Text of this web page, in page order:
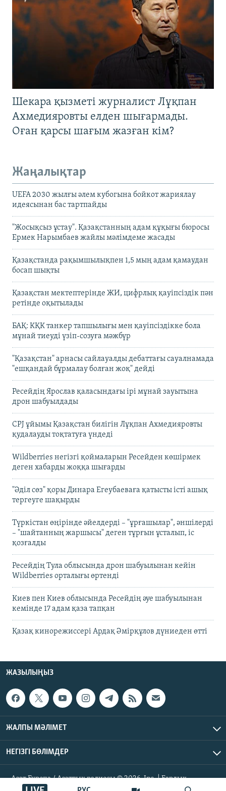
Шекара қызметі журналист Лұқпан
Ахмедияровты елден шығармады.
Оған қарсы шағым жазған кім?
Жаңалықтар
UEFA 2030 жылғы әлем кубогына бойкот жариялау
идеясынан бас тартпайды
"Жосықсыз ұстау". Қазақстанның адам құқығы бюросы
Ермек Нарымбаев жайлы мәлімдеме жасады
Қазақстанда рақымшылықпен 1,5 мың адам қамаудан
босап шықты
Қазақстан мектептерінде ЖИ, цифрлық қауіпсіздік пән
ретінде оқытылады
БАҚ: КҚК танкер тапшылығы мен қауіпсіздікке бола
мұнай тиеуді үзіп-созуға мәжбүр
"Қазақстан" арнасы сайлауалды дебаттағы сауалнамада
"ешқандай бұрмалау болған жоқ" дейді
Ресейдің Ярослав қаласындағы ірі мұнай зауытына
дрон шабуылдады
CPJ ұйымы Қазақстан билігін Лұқпан Ахмедияровты
қудалауды тоқтатуға үндеді
Wildberries негізгі қоймаларын Ресейден көшірмек
деген хабарды жоққа шығарды
"Әділ сөз" қоры Динара Егеубаеваға қатысты істі ашық
тергеуге шақырды
Түркістан өңірінде әйелдерді – "ұрғашылар", әншілерді
– "шайтанның жаршысы" деген тұрғын ұсталып, іс
қозғалды
Ресейдің Тула облысында дрон шабуылынан кейін
Wildberries орталығы өртенді
Киев пен Киев облысында Ресейдің әуе шабуылынан
кемінде 17 адам қаза тапқан
Қазақ кинорежиссері Ардақ Әмірқұлов дүниеден өтті
ЖАЗЫЛЫҢЫЗ
ЖАЛПЫ МӘЛІМЕТ
НЕГІЗГІ БӨЛІМДЕР
Азат Еуропа / Азаттық радиосы © 2026, Inc. | Барлық
құқықтары қорғалған